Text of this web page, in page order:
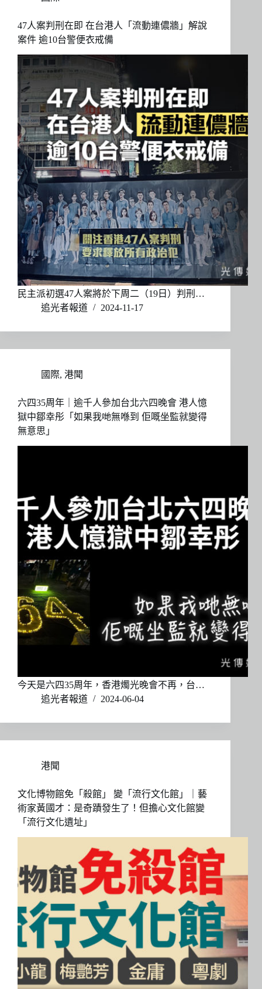
47人案判刑在即 在台港人「流動連儂牆」解說
案件 逾10台警便衣戒備
民主派初選47人案將於下周二（19日）判刑…
追光者報道
2024-11-17
國際, 港聞
六四35周年｜逾千人參加台北六四晚會 港人憶
獄中鄒幸彤「如果我哋無喺到 佢嘅坐監就變得
無意思」
今天是六四35周年，香港燭光晚會不再，台…
追光者報道
2024-06-04
港聞
文化博物館免「殺館」 變「流行文化館」｜藝
術家黃國才：是奇蹟發生了！但擔心文化館變
「流行文化遺址」